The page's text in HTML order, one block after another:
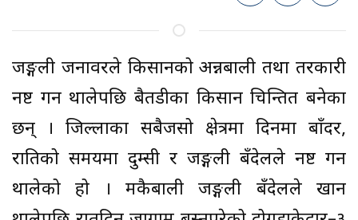
जङ्गली जनावरले किसानको अन्नबाली तथा तरकारी
नष्ट गर्न थालेपछि बैतडीका किसान चिन्तित बनेका
छन् । जिल्लाका सबैजसो क्षेत्रमा दिनमा बाँदर,
रातिको समयमा दुम्सी र जङ्गली बँदेलले नष्ट गर्न
थालेको हो । मकैबाली जङ्गली बँदेलले खान